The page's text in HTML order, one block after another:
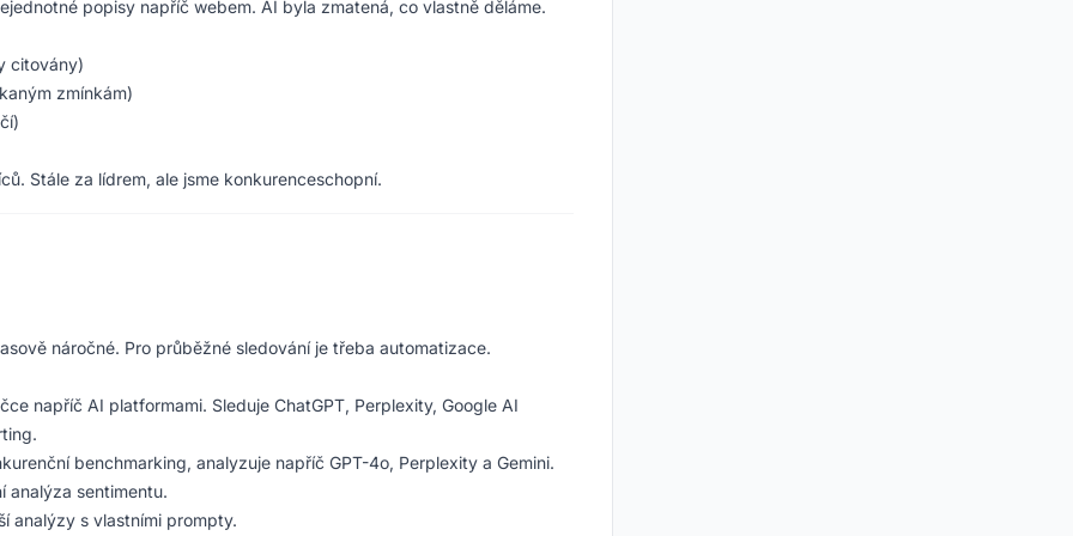
popisy napříč webem. AI byla zmatená, co vlastně děláme.
citovány)
zmínkám)
Stále za lídrem, ale jsme konkurenceschopní.
náročné. Pro průběžné sledování je třeba automatizace.
napříč AI platformami. Sleduje ChatGPT, Perplexity, Google AI
benchmarking, analyzuje napříč GPT-4o, Perplexity a Gemini.
analýza sentimentu.
analýzy s vlastními prompty.